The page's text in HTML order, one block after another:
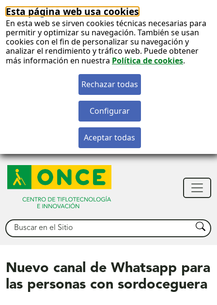
Esta página web usa cookies
En esta web se sirven cookies técnicas necesarias para
permitir y optimizar su navegación. También se usan
cookies con el fin de personalizar su navegación y
analizar el rendimiento y tráfico web. Puede obtener
más información en nuestra Política de cookies.
Buscar Buscar
Nuevo canal de Whatsapp para
las personas con sordoceguera